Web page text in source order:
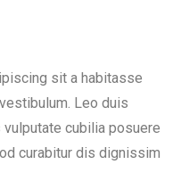
sit a habitasse
Leo duis
cubilia posuere
curabitur dis dignissim